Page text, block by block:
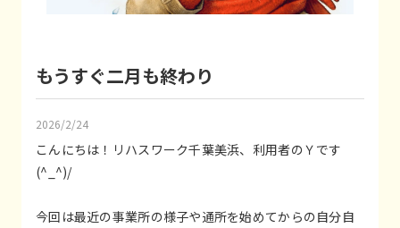
もうすぐ二月も終わり
2026/2/24
こんにちは！リハスワーク千葉美浜、利用者のＹです
(^_^)/
今回は最近の事業所の様子や通所を始めてからの自分自